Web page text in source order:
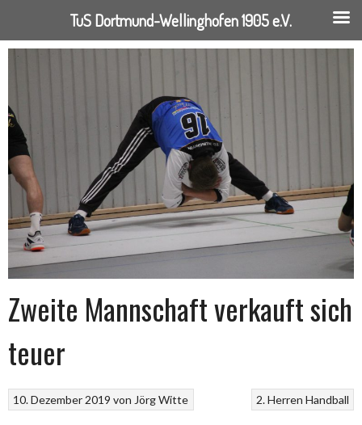
Springe
Zweite Mannschaft verkauft sich
teuer
2. Herren Handball
10. Dezember 2019 von Jörg Witte
TuS Dortmund-Wellinghofen 1905 e.V.